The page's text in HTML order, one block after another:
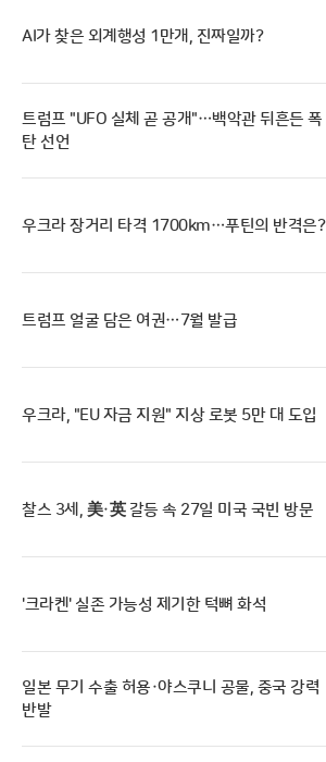
AI가 찾은 외계행성 1만개, 진짜일까?
트럼프 "UFO 실체 곧 공개"…백악관 뒤흔든 폭
탄 선언
우크라 장거리 타격 1700km…푸틴의 반격은?
트럼프 얼굴 담은 여권…7월 발급
우크라, "EU 자금 지원" 지상 로봇 5만 대 도입
찰스 3세, 美·英 갈등 속 27일 미국 국빈 방문
'크라켄' 실존 가능성 제기한 턱뼈 화석
일본 무기 수출 허용·야스쿠니 공물, 중국 강력
반발